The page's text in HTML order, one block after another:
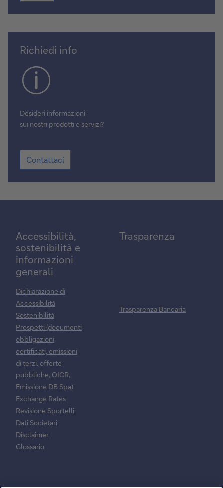
Contattaci
Richiedi info
Desideri informazioni
sui nostri prodotti e servizi?
Contattaci
Contattaci
Accessibilità,
sostenibilità e
informazioni
generali
Dichiarazione di
Accessibilità
Sostenibilità
Prospetti (documenti
obbligazioni
certificati, emissioni
di terzi, offerte
pubbliche, OICR,
Emissione DB Spa)
Exchange Rates
Revisione Sportelli
Dati Societari
Disclaimer
Glossario
Trasparenza
Trasparenza Bancaria